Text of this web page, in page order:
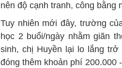
nên độ cạnh tranh, công bằng
Tuy nhiên mới đây, trường
học 2 buổi/ngày nhằm giãn
sinh, chị Huyền lại lo lắng
đóng thêm khoản phí 200.000